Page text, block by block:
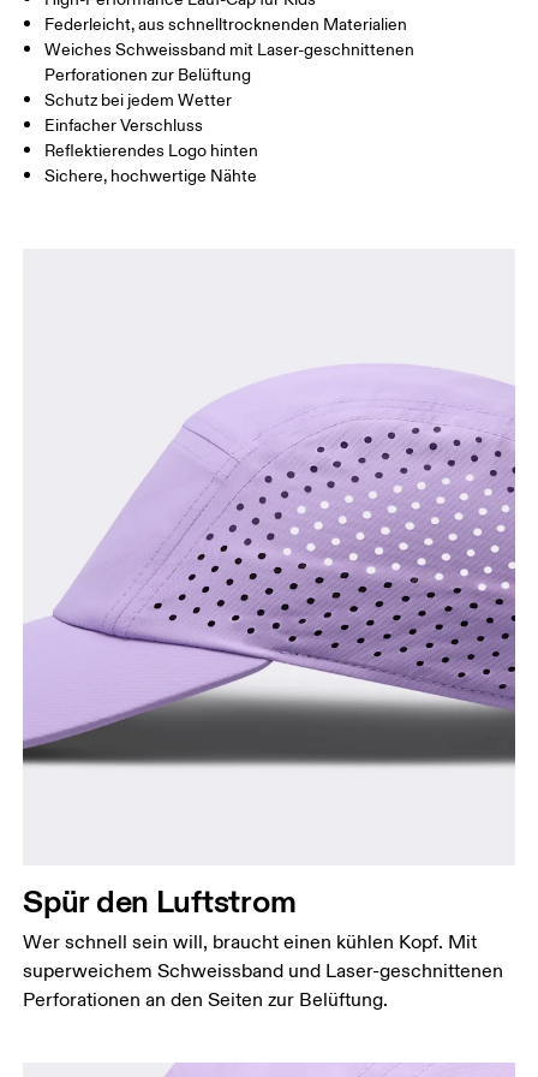
Horizontal verschieben, um mehr zu sehen
So misst du richtig
Kopfumfang
Miss deinen Kopfumfang auf Stirnhöhe. Halte dabei
das Massband gerade und waagerecht.
Federleicht, aus schnelltrocknenden Materialien
Weiches Schweissband mit Laser-geschnittenen
Perforationen zur Belüftung
Schutz bei jedem Wetter
Einfacher Verschluss
Reflektierendes Logo hinten
Sichere, hochwertige Nähte
Spür den Luftstrom
Wer schnell sein will, braucht einen kühlen Kopf. Mit
superweichem Schweissband und Laser-geschnittenen
Perforationen an den Seiten zur Belüftung.